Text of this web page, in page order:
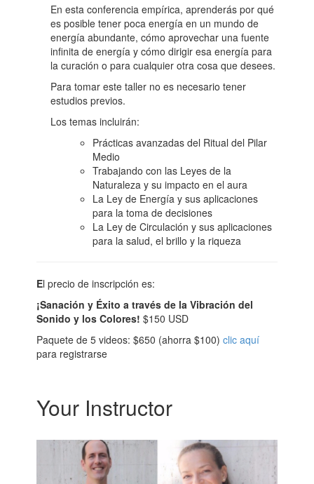
En esta conferencia empírica, aprenderás por qué
es posible tener poca energía en un mundo de
energía abundante, cómo aprovechar una fuente
infinita de energía y cómo dirigir esa energía para
la curación o para cualquier otra cosa que desees.
Para tomar este taller no es necesario tener
estudios previos.
Los temas incluirán:
Prácticas avanzadas del Ritual del Pilar
Medio
Trabajando con las Leyes de la
Naturaleza y su impacto en el aura
La Ley de Energía y sus aplicaciones
para la toma de decisiones
La Ley de Circulación y sus aplicaciones
para la salud, el brillo y la riqueza
El precio de inscripción es:
¡Sanación y Éxito a través de la Vibración del
Sonido y los Colores! $150 USD
Paquete de 5 videos: $650 (ahorra $100)clic aquí
para registrarse
Your Instructor